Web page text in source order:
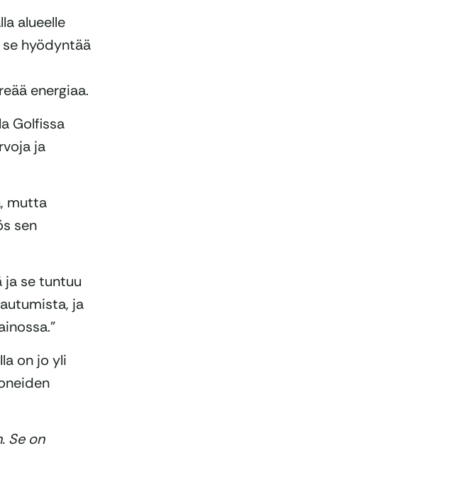
alueelle
se hyödyntää
energiaa.
Golfissa
ja
mutta
sen
ja se tuntuu
ja
on jo yli
Se on